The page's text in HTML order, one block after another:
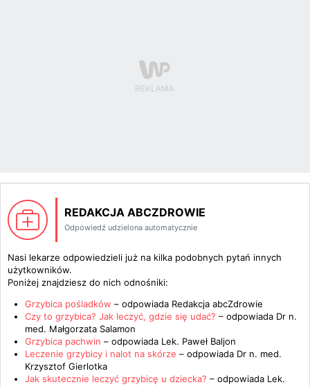
REDAKCJA ABCZDROWIE
Odpowiedź udzielona automatycznie
Nasi lekarze odpowiedzieli już na kilka podobnych pytań innych
użytkowników.
Poniżej znajdziesz do nich odnośniki:
Grzybica pośladków – odpowiada Redakcja abcZdrowie
Czy to grzybica? Jak leczyć, gdzie się udać? – odpowiada Dr n.
med. Małgorzata Salamon
Grzybica pachwin – odpowiada Lek. Paweł Baljon
Leczenie grzybicy i nalot na skórze – odpowiada Dr n. med.
Krzysztof Gierlotka
Jak skutecznie leczyć grzybicę u dziecka? – odpowiada Lek.